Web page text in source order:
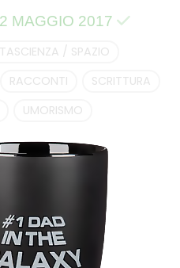
MAGGIO 2017
/ SPAZIO
RACCONTI
SCRITTURA
UMORISMO